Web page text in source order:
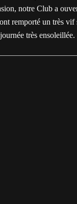
notre Club a
remporté un très vif
très ensoleillée.